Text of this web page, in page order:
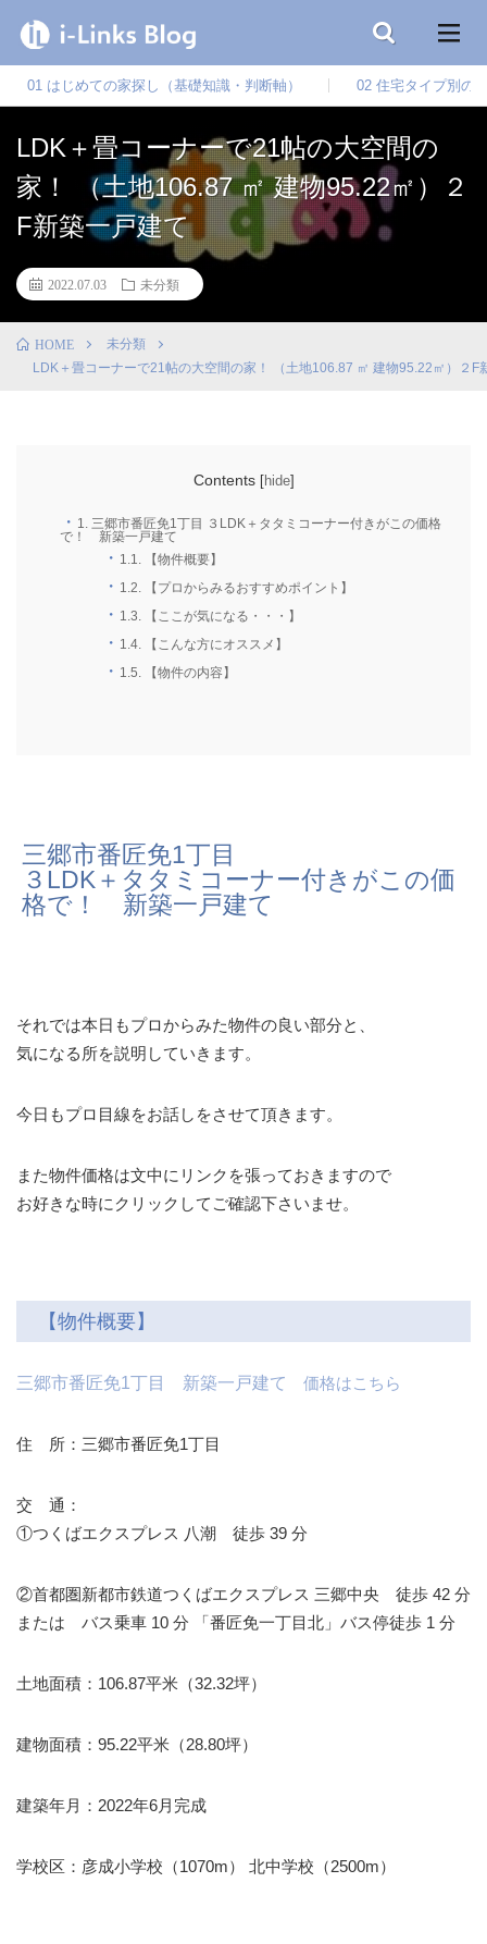
01 はじめての家探し（基礎知識・判断軸） 02 住宅タイプ別の
LDK＋畳コーナーで21帖の大空間の
家！ （土地106.87 ㎡ 建物95.22㎡）２
F新築一戸建て
2022.07.03 未分類
HOME
未分類
LDK＋畳コーナーで21帖の大空間の家！ （土地106.87 ㎡ 建物95.22㎡）２F
Contents [hide]
1. 三郷市番匠免1丁目 ３LDK＋タタミコーナー付きがこの価格
で！ 新築一戸建て
1.1.【物件概要】
1.2.【プロからみるおすすめポイント】
1.3.【ここが気になる・・・】
1.4.【こんな方にオススメ】
1.5.【物件の内容】
三郷市番匠免1丁目
３LDK＋タタミコーナー付きがこの価
格で！ 新築一戸建て
それでは本日もプロからみた物件の良い部分と、
気になる所を説明していきます。
今日もプロ目線をお話しをさせて頂きます。
また物件価格は文中にリンクを張っておきますので
お好きな時にクリックしてご確認下さいませ。
【物件概要】
三郷市番匠免1丁目 新築一戸建て 価格はこちら
住 所：三郷市番匠免1丁目
交 通：
①つくばエクスプレス 八潮 徒歩 39 分
②首都圏新都市鉄道つくばエクスプレス 三郷中央 徒歩 42 分
または バス乗車 10 分 「番匠免一丁目北」バス停徒歩 1 分
土地面積：106.87平米（32.32坪）
建物面積：95.22平米（28.80坪）
建築年月：2022年6月完成
学校区：彦成小学校（1070m） 北中学校（2500m）